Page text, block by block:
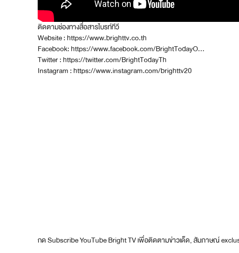
ติดตามช่องทางสื่อสารไบรท์ทีวี
Website : https://www.brighttv.co.th
Facebook: https://www.facebook.com/BrightTodayO…
Twitter : https://twitter.com/BrightTodayTh
Instagram : https://www.instagram.com/brighttv20
กด Subscribe YouTube Bright TV เพื่อติดตามข่าวเด็ด, สัมภาษณ์